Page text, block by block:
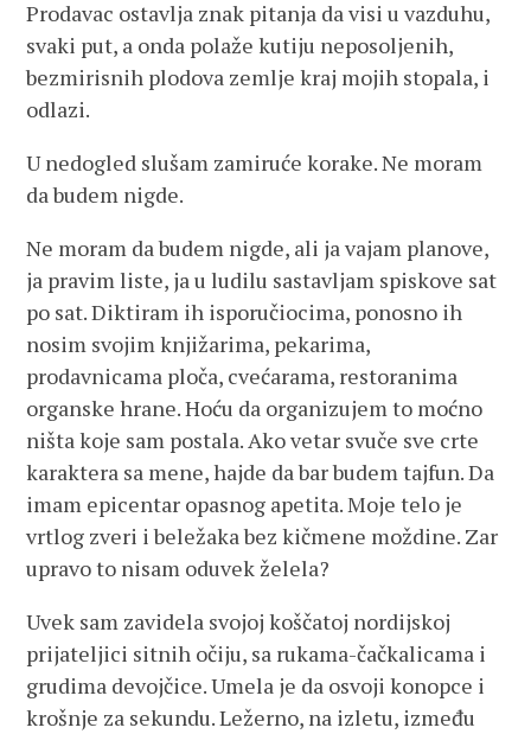
Prodavac ostavlja znak pitanja da visi u vazduhu,
svaki put, a onda polaže kutiju neposoljenih,
bezmirisnih plodova zemlje kraj mojih stopala, i
odlazi.
U nedogled slušam zamiruće korake. Ne moram
da budem nigde.
Ne moram da budem nigde, ali ja vajam planove,
ja pravim liste, ja u ludilu sastavljam spiskove sat
po sat. Diktiram ih isporučiocima, ponosno ih
nosim svojim knjižarima, pekarima,
prodavnicama ploča, cvećarama, restoranima
organske hrane. Hoću da organizujem to moćno
ništa koje sam postala. Ako vetar svuče sve crte
karaktera sa mene, hajde da bar budem tajfun. Da
imam epicentar opasnog apetita. Moje telo je
vrtlog zveri i beležaka bez kičmene moždine. Zar
upravo to nisam oduvek želela?
Uvek sam zavidela svojoj koščatoj nordijskoj
prijateljici sitnih očiju, sa rukama-čačkalicama i
grudima devojčice. Umela je da osvoji konopce i
krošnje za sekundu. Ležerno, na izletu, između